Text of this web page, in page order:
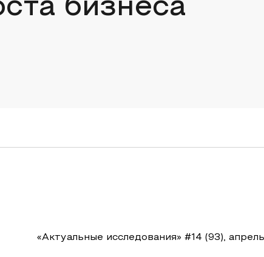
бизнеса
«Актуальные исследования» #14 (93),